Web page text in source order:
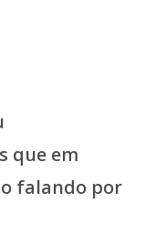
que em
falando por